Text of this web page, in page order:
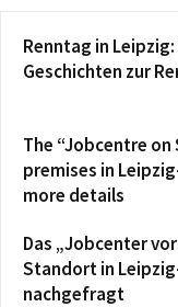
Renntag in
Geschichten zur
The “Jobcentre
premises in
more details
Das „Jobcenter
Standort in
nachgefragt